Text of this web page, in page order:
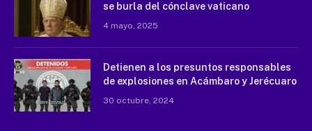
se burla del cónclave vaticano
4 mayo, 2025
Detienen a los presuntos responsables
de explosiones en Acámbaro y Jerécuaro
30 octubre, 2024